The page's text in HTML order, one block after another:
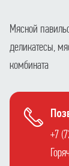
Мясной
деликатесы,
комбината
+7